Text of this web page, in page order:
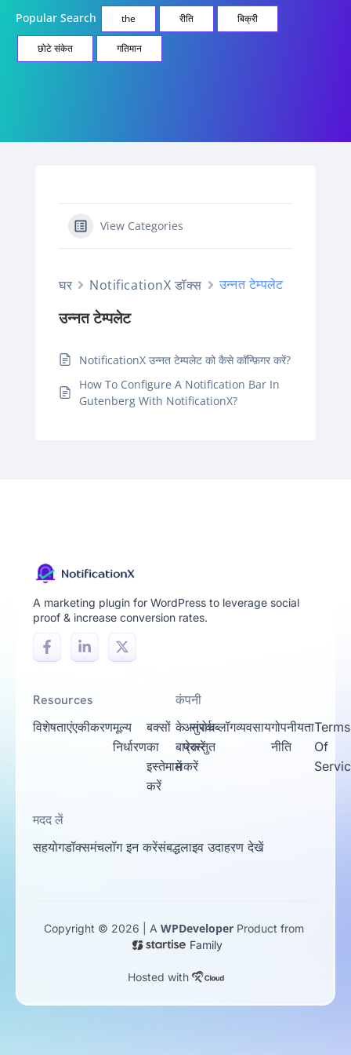
Popular Search the रीति बिक्री
छोटे संकेत गतिमान
View Categories
घर NotificationX डॉक्स उन्नत टेम्पलेट
उन्नत टेम्पलेट
NotificationX उन्नत टेम्पलेट को कैसे कॉन्फ़िगर करें?
How To Configure A Notification Bar In
Gutenberg With NotificationX?
A marketing plugin for WordPress to leverage social
proof & increase conversion rates.
Resources
विशेषताएंएकीकरणमूल्य
निर्धारण
बक्सों
का
इस्तेमाल
करें
अनुरोध
प्रस्तुत
करें
कंपनी
के
बारे
में
संपर्क
करें
ब्लॉगव्यवसायगोपनीयता
नीति
Terms
Of
मदद लें
सहयोगडॉक्समंचलॉग इन करेंसंबद्धलाइव उदाहरण देखें
Copyright © 2026 | A WPDeveloper Product from
Family
Hosted with